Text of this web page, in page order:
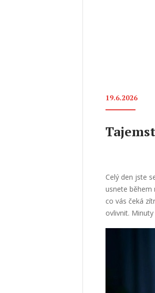
19.6.2026
Celý den jste
usnete během
co vás čeká
ovlivnit.